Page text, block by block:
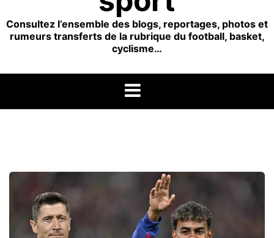
Consultez l’ensemble des blogs, reportages, photos et
rumeurs transferts de la rubrique du football, basket,
cyclisme…